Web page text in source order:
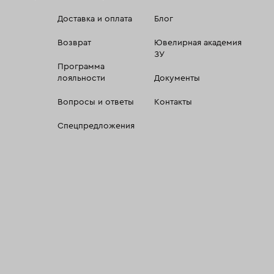
Доставка и оплата
Возврат
Программа
лояльности
Вопросы и ответы
Спецпредложения
Блог
Ювелирная академия
ЗУ
Документы
Контакты